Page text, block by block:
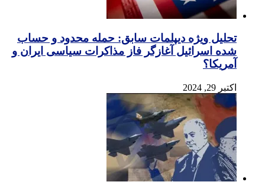
تحلیل ویژه دیپلمات سابق: حمله محدود و حساب
شده اسرائیل آغازگر فاز مذاکرات سیاسی ایران و
آمریکا؟
اکتبر 29, 2024